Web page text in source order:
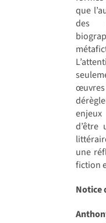
que
des
d’être
une
fiction
Notice